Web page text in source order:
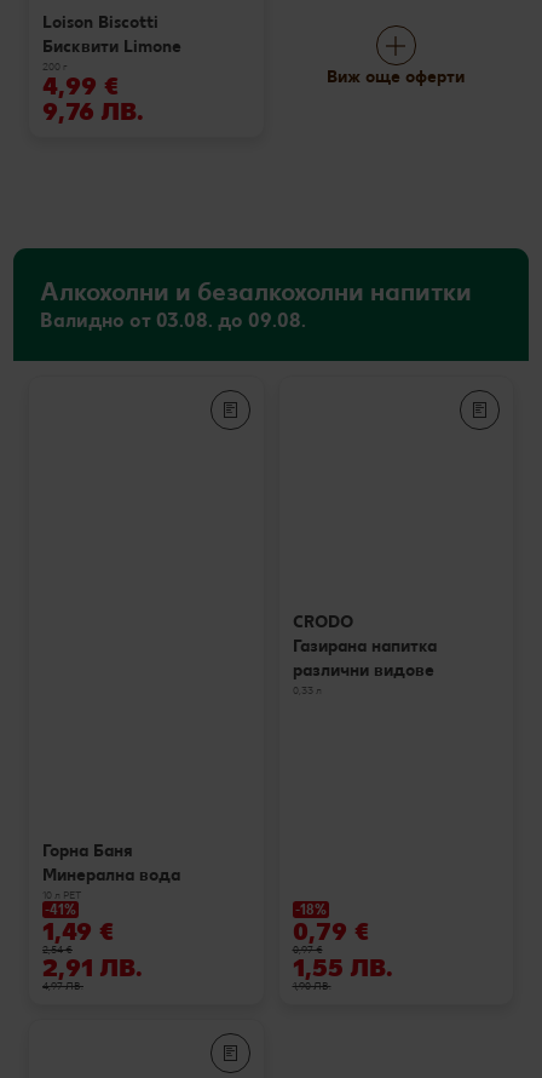
Loison Biscotti
Бисквити Limone
200 г
4,99 €
9,76 ЛВ.
Виж още оферти
Алкохолни и безалкохолни напитки
Валидно от 03.08. до 09.08.
Горна Баня
Минерална вода
10 л РЕТ
-41%
1,49 €
2,54 €
2,91 ЛВ.
4,97 ЛВ.
CRODO
Газирана напитка
различни видове
0,33 л
-18%
0,79 €
0,97 €
1,55 ЛВ.
1,90 ЛВ.